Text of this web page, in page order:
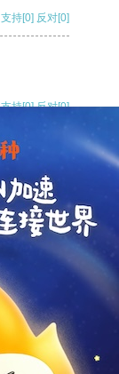
支持[0] 反对[0]
支持[0] 反对[0]
支持[0] 反对
支持